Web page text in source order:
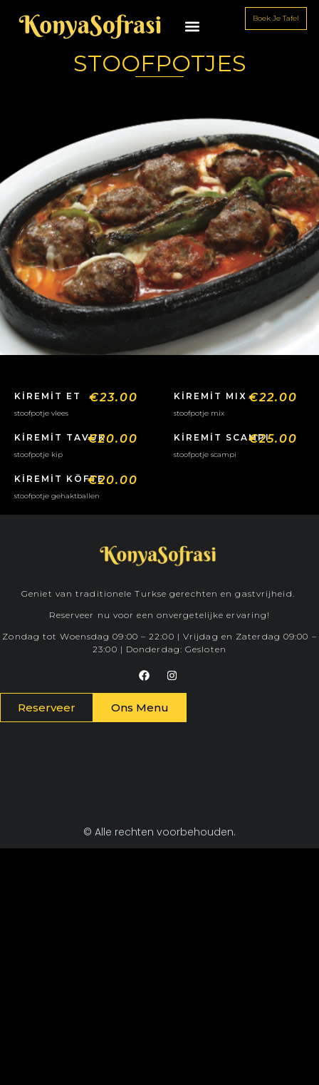
Boek Je Tafel
STOOFPOTJES
KİREMİT ET €23.00
stoofpotje vlees
KİREMİT TAVUK€20.00
stoofpotje kip
KİREMİT KÖFTE€20.00
stoofpotje gehaktballen
KİREMİT MIX €22.00
stoofpotje mix
KİREMİT SCAMPI€25.00
stoofpotje scampi
Geniet van traditionele Turkse gerechten en gastvrijheid.
Reserveer nu voor een onvergetelijke ervaring!
Zondag tot Woensdag 09:00 – 22:00 | Vrijdag en Zaterdag 09:00 –
23:00 | Donderdag: Gesloten
Reserveer Ons Menu
© Alle rechten voorbehouden.